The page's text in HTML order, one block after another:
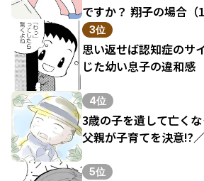
ですか？ 翔子の場合（1
3位
思い返せば認知症のサ
じた幼い息子の違和感
4位
3歳の子を遺して亡く
父親が子育てを決意!?
5位